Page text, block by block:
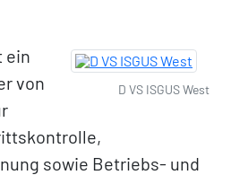
D VS ISGUS West
ein
von
sowie Betriebs- und